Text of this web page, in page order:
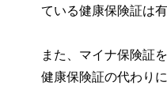
ている健康保険証は
また、マイナ保険証
健康保険証の代わり